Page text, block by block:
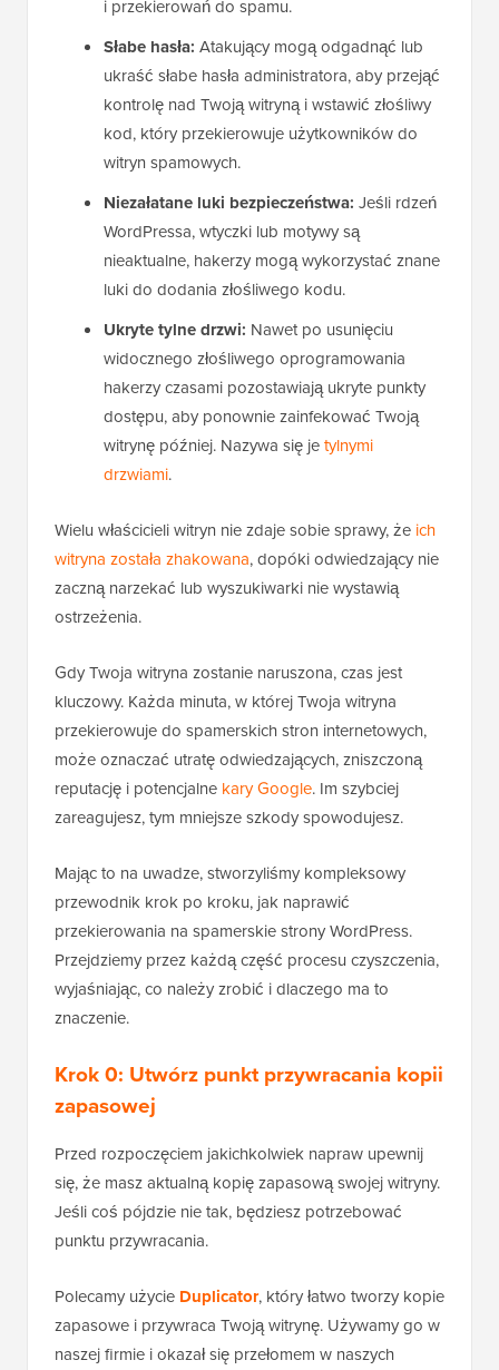
i przekierowań do spamu.
Słabe hasła: Atakujący mogą odgadnąć lub
ukraść słabe hasła administratora, aby przejąć
kontrolę nad Twoją witryną i wstawić złośliwy
kod, który przekierowuje użytkowników do
witryn spamowych.
Niezałatane luki bezpieczeństwa: Jeśli rdzeń
WordPressa, wtyczki lub motywy są
nieaktualne, hakerzy mogą wykorzystać znane
luki do dodania złośliwego kodu.
Ukryte tylne drzwi: Nawet po usunięciu
widocznego złośliwego oprogramowania
hakerzy czasami pozostawiają ukryte punkty
dostępu, aby ponownie zainfekować Twoją
witrynę później. Nazywa się jetylnymi
drzwiami.
Wielu właścicieli witryn nie zdaje sobie sprawy, że ich
witryna została zhakowana, dopóki odwiedzający nie
zaczną narzekać lub wyszukiwarki nie wystawią
ostrzeżenia.
Gdy Twoja witryna zostanie naruszona, czas jest
kluczowy. Każda minuta, w której Twoja witryna
przekierowuje do spamerskich stron internetowych,
może oznaczać utratę odwiedzających, zniszczoną
reputację i potencjalne kary Google. Im szybciej
zareagujesz, tym mniejsze szkody spowodujesz.
Mając to na uwadze, stworzyliśmy kompleksowy
przewodnik krok po kroku, jak naprawić
przekierowania na spamerskie strony WordPress.
Przejdziemy przez każdą część procesu czyszczenia,
wyjaśniając, co należy zrobić i dlaczego ma to
znaczenie.
Krok 0: Utwórz punkt przywracania kopii
zapasowej
Przed rozpoczęciem jakichkolwiek napraw upewnij
się, że masz aktualną kopię zapasową swojej witryny.
Jeśli coś pójdzie nie tak, będziesz potrzebować
punktu przywracania.
Polecamy użycie Duplicator, który łatwo tworzy kopie
zapasowe i przywraca Twoją witrynę. Używamy go w
naszej firmie i okazał się przełomem w naszych